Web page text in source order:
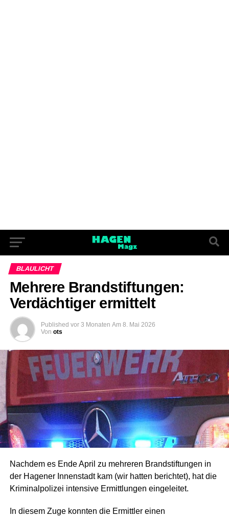
BLAULICHT
Mehrere Brandstiftungen:
Verdächtiger ermittelt
Published vor 3 Monaten Am 8. Mai 2026
Von ots
Nachdem es Ende April zu mehreren Brandstiftungen in
der Hagener Innenstadt kam (wir hatten berichtet), hat die
Kriminalpolizei intensive Ermittlungen eingeleitet.
In diesem Zuge konnten die Ermittler einen